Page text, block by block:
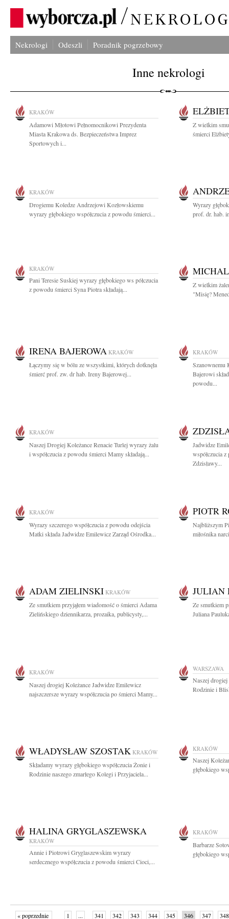
Nekrologi Odeszli Poradnik pogrzebowy
Inne nekrologi
KRAKÓW
Adamowi Młotowi Pełnomocnikowi Prezydenta
Miasta Krakowa ds. Bezpieczeństwa Imprez
Sportowych i...
Z wielkim
śmierci
KRAKÓW
Drogiemu Koledze Andrzejowi Kozłowskiemu
wyrazy głębokiego współczucia z powodu śmierci...
Wyrazy
prof. dr. hab.
KRAKÓW
Pani Teresie Suskiej wyrazy głębokiego ws półczucia
z powodu śmierci Syna Piotra składają...
Z wielkim
"Misię?
IRENA BAJEROWA KRAKÓW
Łączymy się w bólu ze wszystkimi, których dotknęła
śmierć prof. zw. dr hab. Ireny Bajerowej...
KRAKÓW
Szanownemu
Bajerowi
powodu...
KRAKÓW
Naszej Drogiej Koleżance Renacie Turlej wyrazy żalu
i współczucia z powodu śmierci Mamy składają...
Jadwidze
współczucia
Zdzisławy...
KRAKÓW
Wyrazy szczerego współczucia z powodu odejścia
Matki składa Jadwidze Emilewicz Zarząd Ośrodka...
PIOTR
Najbliższym
miłośnika
ADAM ZIELINSKI KRAKÓW
Ze smutkiem przyjąłem wiadomość o śmierci Adama
Zielińskiego dziennikarza, prozaika, publicysty,...
JULIAN
Ze smutkiem
Juliana
KRAKÓW
Naszej drogiej Koleżance Jadwidze Emilewicz
najszczersze wyrazy współczucia po śmierci Mamy...
WARSZAWA
Naszej
Rodzinie i
WŁADYSŁAW SZOSTAK KRAKÓW
Składamy wyrazy głębokiego współczucia Żonie i
Rodzinie naszego zmarłego Kolegi i Przyjaciela...
KRAKÓW
Naszej
głębokiego
HALINA GRYGLASZEWSKA
KRAKÓW
Annie i Piotrowi Gryglaszewskim wyrazy
serdecznego współczucia z powodu śmierci Cioci,...
KRAKÓW
Barbarze
głębokiego
« poprzednie 1 ... 341 342 343 344 345 346 347 348